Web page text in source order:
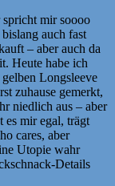
mir soooo
auch fast
– aber auch da
Heute habe ich
Longsleeve
zuhause gemerkt,
niedlich aus – aber
es mir egal, trägt
cares, aber
Utopie wahr
Details